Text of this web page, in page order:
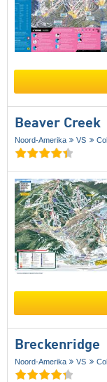
Beaver Creek
Noord-Amerika VS
Breckenridge
Noord-Amerika VS